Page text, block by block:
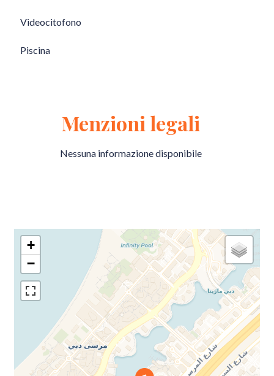
Videocitofono
Piscina
Menzioni legali
Nessuna informazione disponibile
+
−